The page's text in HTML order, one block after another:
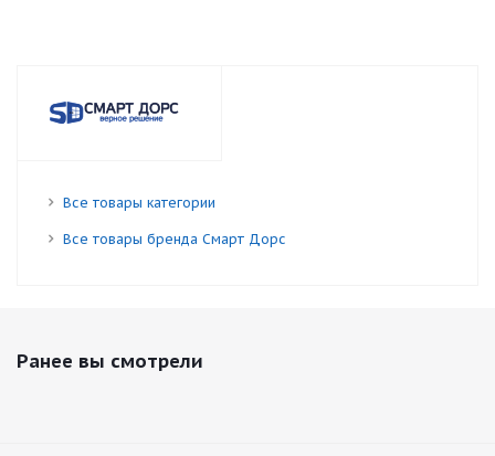
Все товары категории
Все товары бренда Смарт Дорс
Ранее вы смотрели